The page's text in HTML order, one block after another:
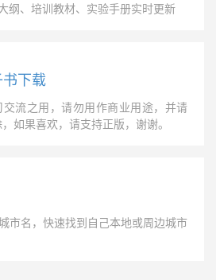
纲、培训教材、实验手册实时更新
下载
流之用，请勿用作商业用途，并请
如果喜欢，请支持正版，谢谢。
市名，快速找到自己本地或周边城市